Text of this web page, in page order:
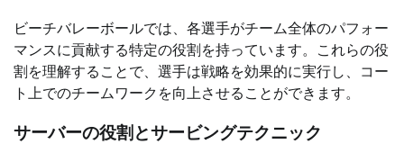
ビーチバレーボールでは、各選手がチーム全体のパフォー
マンスに貢献する特定の役割を持っています。これらの役
割を理解することで、選手は戦略を効果的に実行し、コー
ト上でのチームワークを向上させることができます。
サーバーの役割とサービングテクニック